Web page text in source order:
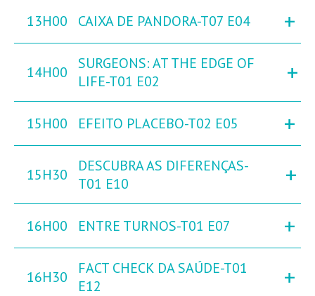
13H00 CAIXA DE PANDORA-T07 E04 +
14H00
SURGEONS: AT THE EDGE OF
LIFE-T01 E02
+
15H00 EFEITO PLACEBO-T02 E05 +
15H30
DESCUBRA AS DIFERENÇAS-
T01 E10
+
16H00 ENTRE TURNOS-T01 E07 +
16H30
FACT CHECK DA SAÚDE-T01
E12
+